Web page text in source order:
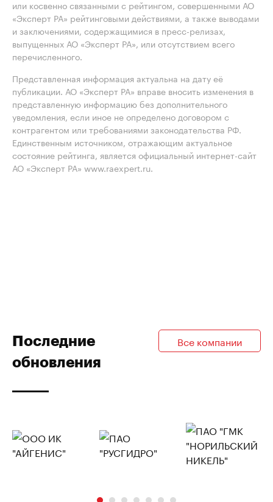
или косвенно связанными с рейтингом, совершенными АО
«Эксперт РА» рейтинговыми действиями, а также выводами
и заключениями, содержащимися в пресс-релизах,
выпущенных АО «Эксперт РА», или отсутствием всего
перечисленного.
Представленная информация актуальна на дату её
публикации. АО «Эксперт РА» вправе вносить изменения в
представленную информацию без дополнительного
уведомления, если иное не определено договором с
контрагентом или требованиями законодательства РФ.
Единственным источником, отражающим актуальное
состояние рейтинга, является официальный интернет-сайт
АО «Эксперт РА» www.raexpert.ru.
Последние
обновления
Все компании